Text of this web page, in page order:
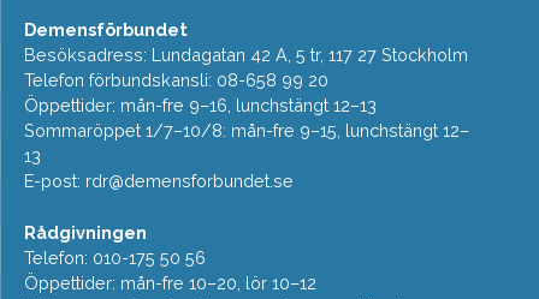
Demensförbundet
Besöksadress: Lundagatan 42 A, 5 tr, 117 27 Stockholm
Telefon förbundskansli: 08-658 99 20
Öppettider: mån-fre 9–16, lunchstängt 12–13
Sommaröppet 1/7–10/8: mån-fre 9–15, lunchstängt 12–
13
E-post: rdr@demensforbundet.se
Rådgivningen
Telefon: 010-175 50 56
Öppettider: mån-fre 10–20, lör 10–12